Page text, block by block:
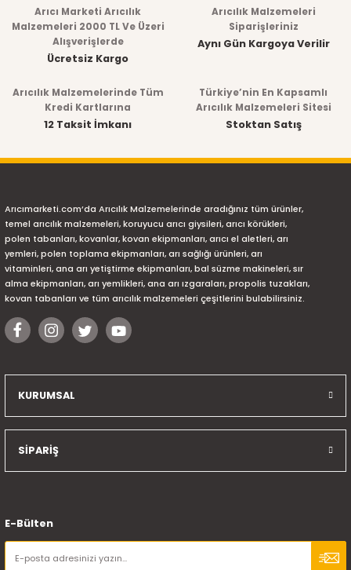
Arıcı Marketi Arıcılık
Malzemeleri 2000 TL Ve Üzeri
Alışverişlerde
Ücretsiz Kargo
Arıcılık Malzemeleri
Siparişleriniz
Aynı Gün Kargoya Verilir
Arıcılık Malzemelerinde Tüm
Kredi Kartlarına
12 Taksit İmkanı
Türkiye’nin En Kapsamlı
Arıcılık Malzemeleri Sitesi
Stoktan Satış
Arıcımarketi.com’da Arıcılık Malzemelerinde aradığınız tüm ürünler,
temel arıcılık malzemeleri, koruyucu arıcı giysileri, arıcı körükleri,
polen tabanları, kovanlar, kovan ekipmanları, arıcı el aletleri, arı
yemleri, polen toplama ekipmanları, arı sağlığı ürünleri, arı
vitaminleri, ana arı yetiştirme ekipmanları, bal süzme makineleri, sır
alma ekipmanları, arı yemlikleri, ana arı ızgaraları, propolis tuzakları,
kovan tabanları ve tüm arıcılık malzemeleri çeşitlerini bulabilirsiniz.
KURUMSAL
SİPARİŞ
E-Bülten